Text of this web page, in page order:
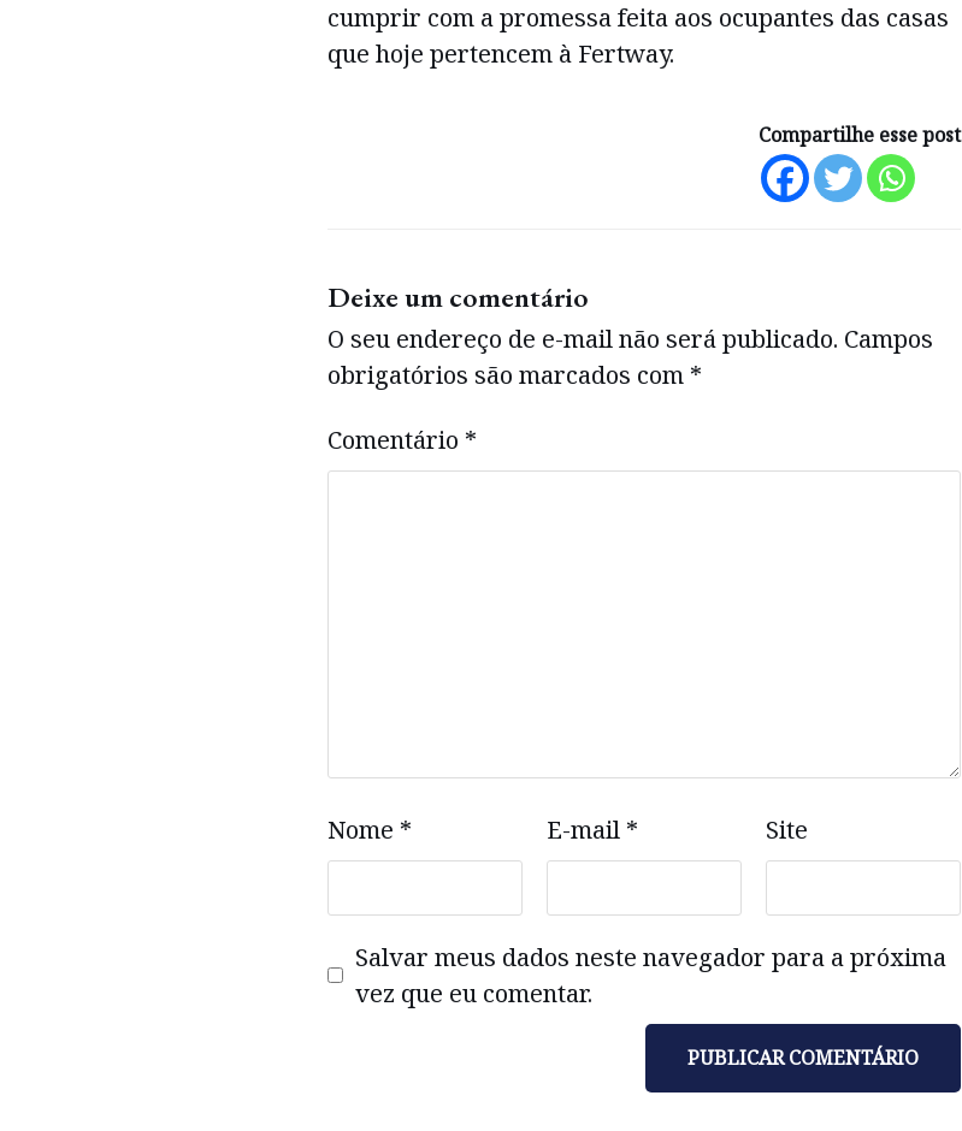
cumprir com a promessa feita aos ocupantes das casas
que hoje pertencem à Fertway.
Compartilhe esse post
Deixe um comentário
O seu endereço de e-mail não será publicado. Campos
obrigatórios são marcados com *
Comentário *
Nome * E-mail * Site
Salvar meus dados neste navegador para a próxima
vez que eu comentar.